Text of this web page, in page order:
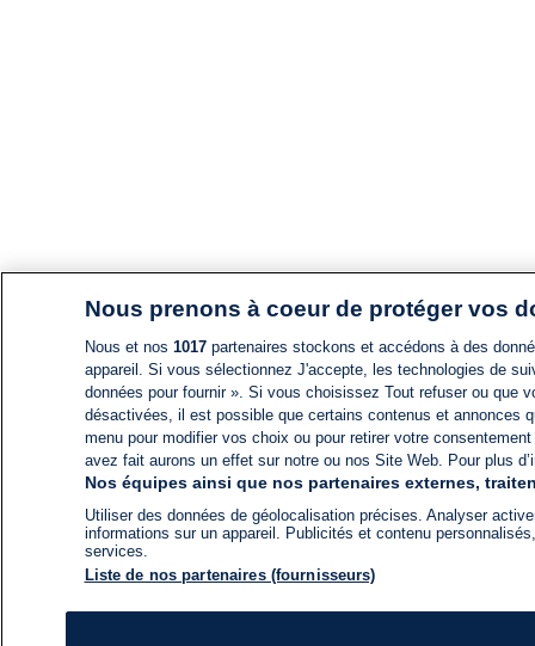
Nous prenons à coeur de protéger vos
Nous et nos 1017partenaires stockons et accédons à des
appareil. Si vous sélectionnez J'accepte, les technologies de
données pour fournir ». Si vous choisissez Tout refuser ou
désactivées, il est possible que certains contenus et annonces
menu pour modifier vos choix ou pour retirer votre
avez fait aurons un effet sur notre ou nos Site Web. Pour plus
Nos équipes ainsi que nos partenaires externes,
Utiliser des données de géolocalisation précises. Analyser
informations sur un appareil. Publicités et contenu
services.
Liste de nos partenaires (fournisseurs)